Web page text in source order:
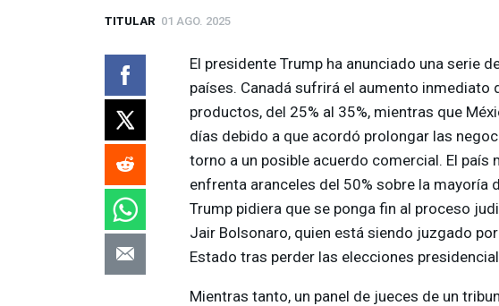
TITULAR 01 AGO. 2025
El presidente Trump ha anunciado una serie
países. Canadá sufrirá el aumento inmediato
productos, del 25% al 35%, mientras que
días debido a que acordó prolongar las
torno a un posible acuerdo comercial. El país
enfrenta aranceles del 50% sobre la mayoría
Trump pidiera que se ponga fin al proceso
Jair Bolsonaro, quien está siendo juzgado
Estado tras perder las elecciones
Mientras tanto, un panel de jueces de un